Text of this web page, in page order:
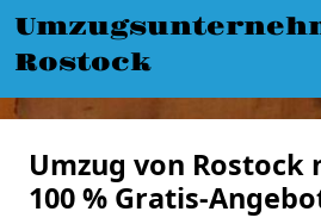
Rostock
Umzug von Rostock
100 % Gratis-